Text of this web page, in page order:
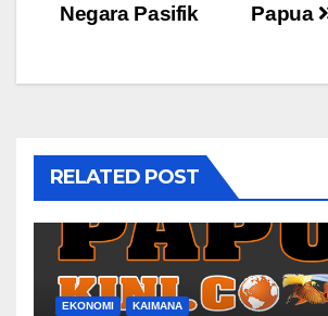
Papua
Negara Pasifik
RELATED POST
EKONOMI KAIMANA